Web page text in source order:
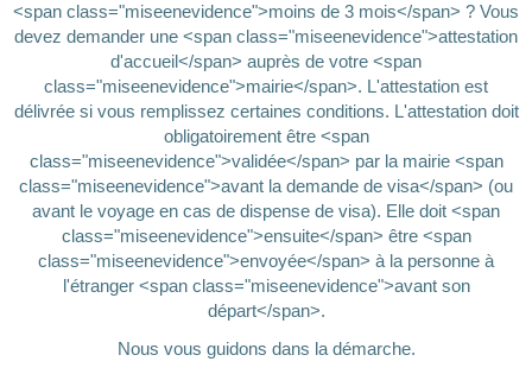
<span class="miseenevidence">moins de 3 mois</span> ? Vous
devez demander une <span class="miseenevidence">attestation
d'accueil</span> auprès de votre <span
class="miseenevidence">mairie</span>. L'attestation est
délivrée si vous remplissez certaines conditions. L'attestation doit
obligatoirement être <span
class="miseenevidence">validée</span> par la mairie <span
class="miseenevidence">avant la demande de visa</span> (ou
avant le voyage en cas de dispense de visa). Elle doit <span
class="miseenevidence">ensuite</span> être <span
class="miseenevidence">envoyée</span> à la personne à
l'étranger <span class="miseenevidence">avant son
départ</span>.
Nous vous guidons dans la démarche.